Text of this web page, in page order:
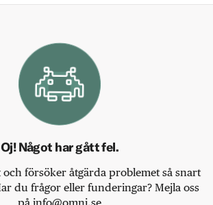
Oj! Något har gått fel.
försöker åtgärda problemet så snart
du frågor eller funderingar? Mejla oss